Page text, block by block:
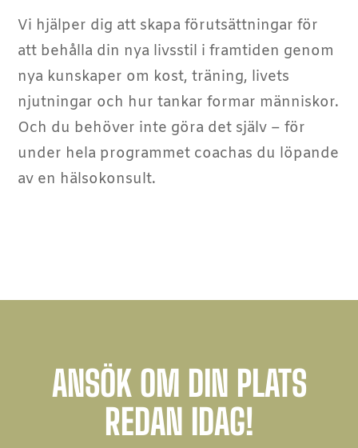
Vi hjälper dig att skapa förutsättningar för
att behålla din nya livsstil i framtiden genom
nya kunskaper om kost, träning, livets
njutningar och hur tankar formar människor.
Och du behöver inte göra det själv – för
under hela programmet coachas du löpande
av en hälsokonsult.
ANSÖK OM DIN PLATS
REDAN IDAG!